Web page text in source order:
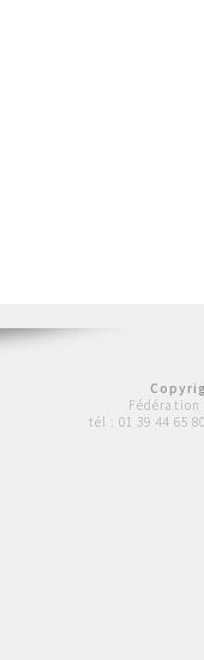
Fédération
tél : 01 39 44 65 80